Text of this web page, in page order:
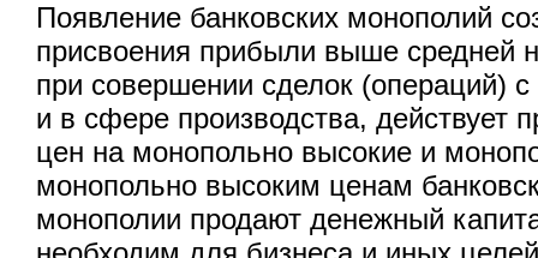
Появление банковских монополий
присвоения прибыли выше средней
при совершении сделок (операций)
и в сфере производства, действует
цен на монопольно высокие и
монопольно высоким ценам
монополии продают денежный